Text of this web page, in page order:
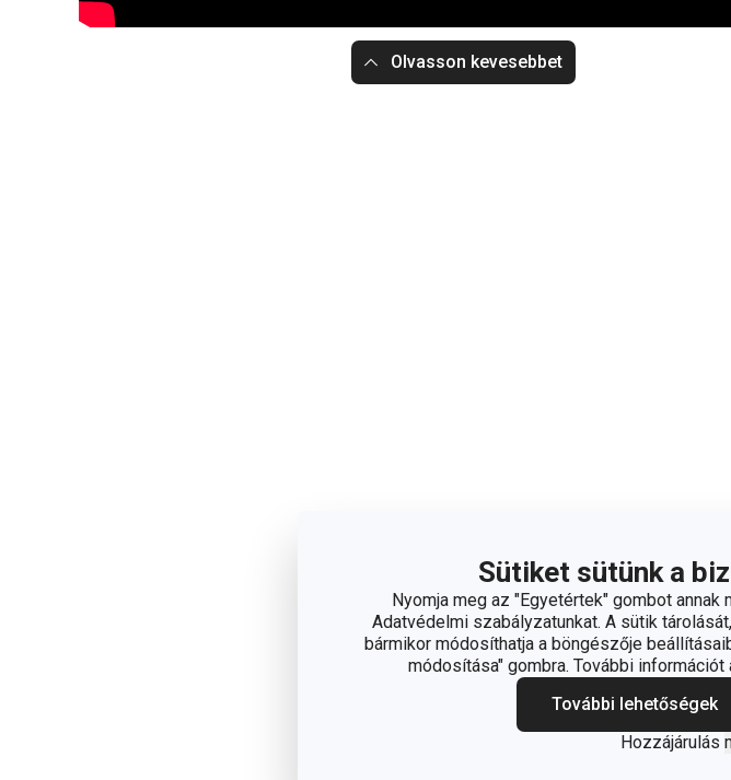
Sütiket sütünk a
Nyomja meg az "Egyetértek" gombot
Adatvédelmi szabályzatunkat. A sütik
bármikor módosíthatja a böngészője
módosítása" gombra. További
További lehetőségek
Hozzájárulás
Olvasson kevesebbet